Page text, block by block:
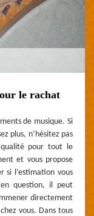
le rachat
de musique. Si
plus, n’hésitez pas
pour tout le
et vous propose
si l’estimation vous
question, il peut
directement
vous. Dans tous